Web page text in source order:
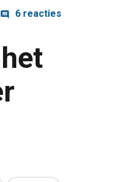
6 reacties